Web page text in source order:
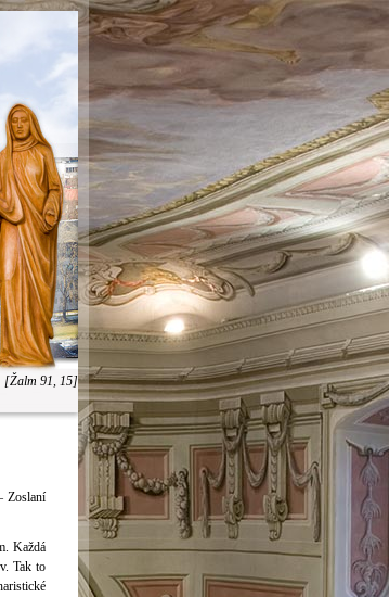
[Žalm 91, 15]
Zoslaní
Každá
Tak to